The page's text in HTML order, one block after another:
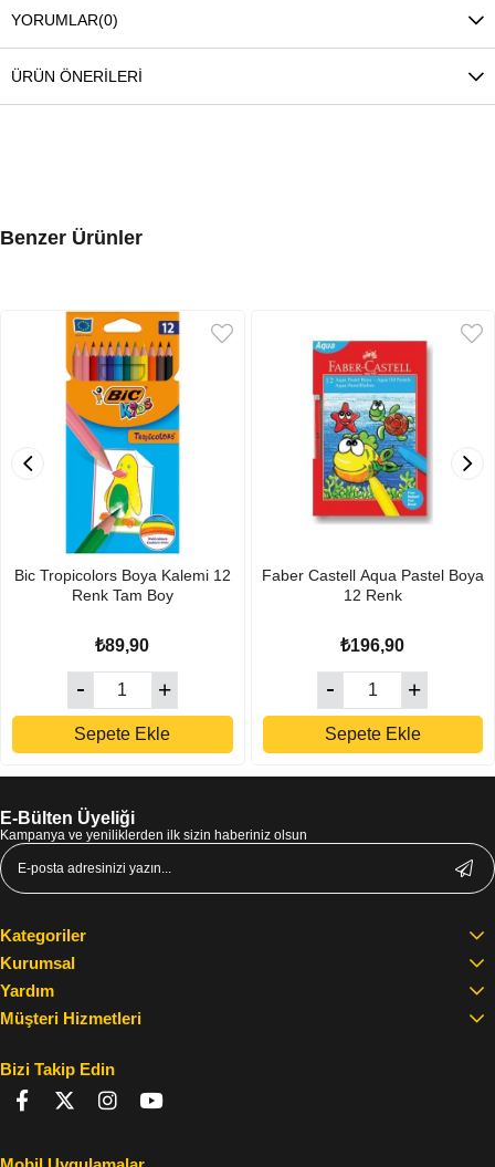
YORUMLAR(0)
ÜRÜN ÖNERILERI
Benzer Ürünler
Bic Tropicolors Boya Kalemi 12
Renk Tam Boy
₺89,90
Sepete Ekle
Faber Castell Aqua Pastel Boya
12 Renk
₺196,90
Sepete Ekle
E-Bülten Üyeliği
Kampanya ve yeniliklerden ilk sizin haberiniz olsun
Kategoriler
Kurumsal
Yardım
Müşteri Hizmetleri
Bizi Takip Edin